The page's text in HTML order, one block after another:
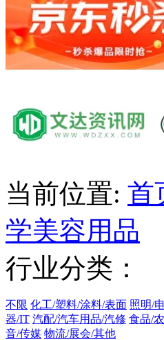
当前位置: 首
学美容用品
行业分类：
不限 化工/塑料/涂料/表面 照明/
器/IT 汽配/汽车用品/汽修 食品/
音/传媒 物流/展会/其他